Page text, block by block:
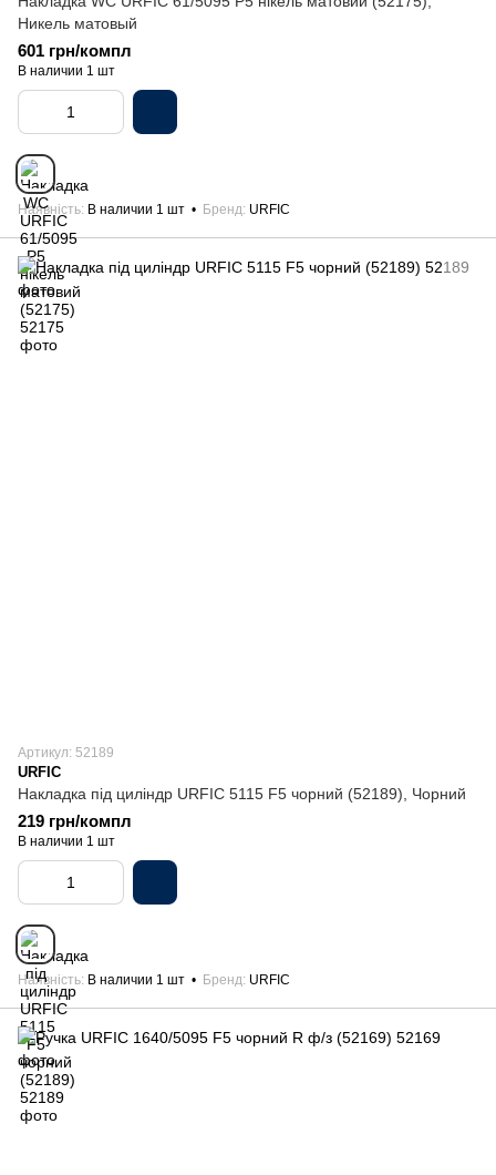
Никель матовый
601 грн/компл
В наличии 1 шт
Наявність В наличии 1 шт Бренд URFIC
Артикул: 52189
URFIC
Накладка під циліндр URFIC 5115 F5 чорний (52189), Чорний
219 грн/компл
В наличии 1 шт
Наявність В наличии 1 шт Бренд URFIC